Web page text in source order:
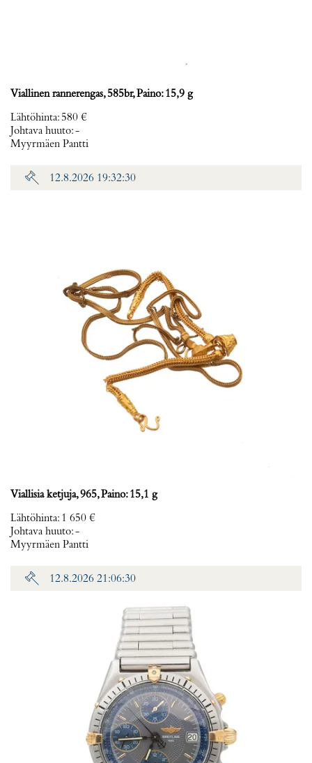
Viallinen rannerengas, 585br, Paino: 15,9 g
Lähtöhinta: 580 €
Johtava huuto:-
Myyrmäen Pantti
12.8.2026 19:32:30
Viallisia ketjuja, 965, Paino: 15,1 g
Lähtöhinta: 1 650 €
Johtava huuto:-
Myyrmäen Pantti
12.8.2026 21:06:30